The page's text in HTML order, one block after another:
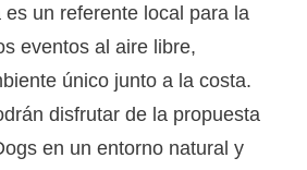
un referente local para la
eventos al aire libre,
único junto a la costa.
disfrutar de la propuesta
en un entorno natural y